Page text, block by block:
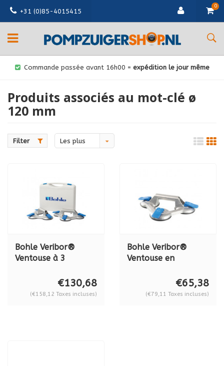
+31 (0)85-4015415
0
Commande passée avant 16h00 = expédition le jour même
Produits associés au mot-clé ø
120 mm
Filter
Les plus
Bohle Veribor®
Ventouse à 3
en aluminium BO
S3.021, en set Série
€130,68
(€158,12 Taxes incluses)
Bohle Veribor®
Ventouse en
ventouses BO
603.021, série 2021
€65,38
(€79,11 Taxes incluses)